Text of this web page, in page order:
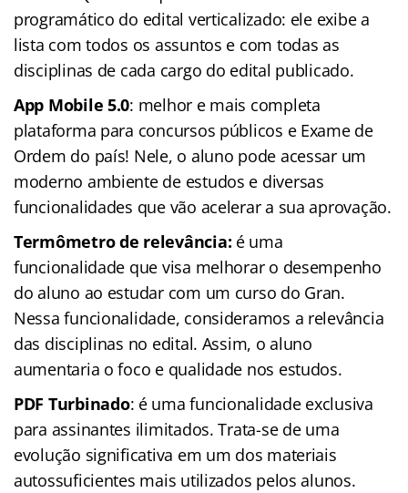
programático do edital verticalizado: ele exibe a
lista com todos os assuntos e com todas as
disciplinas de cada cargo do edital publicado.
App Mobile 5.0: melhor e mais completa
plataforma para concursos públicos e Exame de
Ordem do país! Nele, o aluno pode acessar um
moderno ambiente de estudos e diversas
funcionalidades que vão acelerar a sua aprovação.
Termômetro de relevância: é uma
funcionalidade que visa melhorar o desempenho
do aluno ao estudar com um curso do Gran.
Nessa funcionalidade, consideramos a relevância
das disciplinas no edital. Assim, o aluno
aumentaria o foco e qualidade nos estudos.
PDF Turbinado: é uma funcionalidade exclusiva
para assinantes ilimitados. Trata-se de uma
evolução significativa em um dos materiais
autossuficientes mais utilizados pelos alunos.